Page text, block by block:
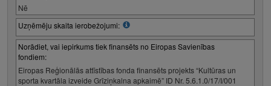
Nē
Uzņēmēju skaita ierobežojumi:
Norādiet, vai iepirkums tiek finansēts no Eiropas Savienības
fondiem:
Eiropas Reģionālās attīstības fonda finansēts projekts “Kultūras un
sporta kvartāla izveide Grīziņkalna apkaimē” ID Nr. 5.6.1.0/17/I/001